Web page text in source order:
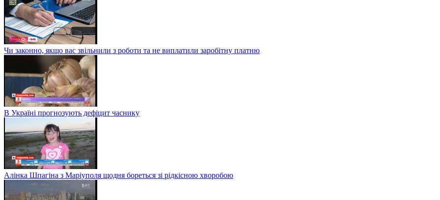
Чи законно, якщо вас звільнили з роботи та не виплатили заробітну платню
В Україні прогнозують дефіцит часнику
Алінка Шпагіна з Маріуполя щодня бореться зі рідкісною хворобою